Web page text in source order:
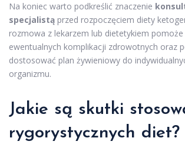
Na koniec warto podkreślić znaczenie
specjalistą przed rozpoczęciem diety
rozmowa z lekarzem lub dietetykiem pomoże
ewentualnych komplikacji zdrowotnych oraz
dostosować plan żywieniowy do
organizmu.
Jakie są skutki
rygorystycznych diet?